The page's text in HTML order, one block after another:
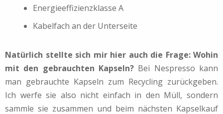
Energieeffizienzklasse A
Kabelfach an der Unterseite
Natürlich stellte sich mir hier auch die Frage: Wohin
mit den gebrauchten Kapseln? Bei Nespresso kann
man gebrauchte Kapseln zum Recycling zurückgeben.
Ich werfe sie also nicht einfach in den Müll, sondern
sammle sie zusammen und beim nächsten Kapselkauf